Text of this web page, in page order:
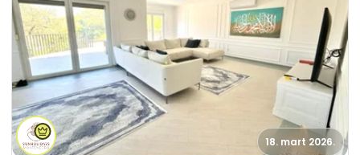
18. mart 2026.